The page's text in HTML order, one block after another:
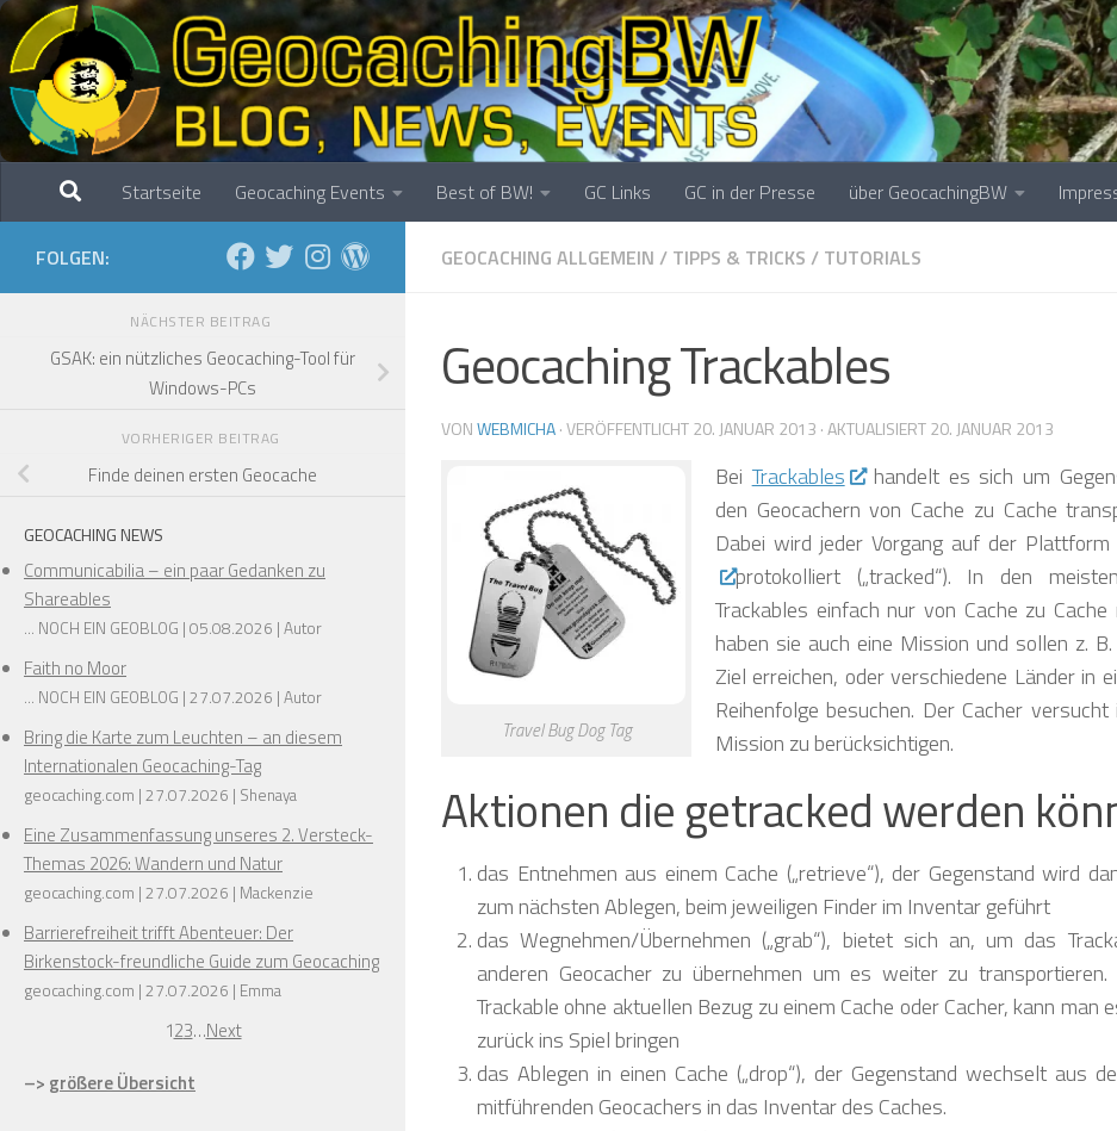
❅
❅
❅
❅
❅
❅
❅
❅
❅
❅
❅
❅
❅
❅
Zum Inhalt springen
Startseite Geocaching Events Best of BW! GC Links GC in der Presse über GeocachingBW
GEOCACHING ALLGEMEIN / TIPPS & TRICKS / TUTORIALS
Geocaching Trackables
VONWEBMICHA· VERÖFFENTLICHT20. JANUAR 2013 · AKTUALISIERT20. JANUAR 2013
Travel Bug Dog Tag
Bei Trackables
handelt es sich um
den Geocachern von Cache zu Cache
Dabei wird jeder Vorgang auf der Plattform
protokolliert („tracked“). In den
Trackables einfach nur von Cache zu
haben sie auch eine Mission und sollen z.
Ziel erreichen, oder verschiedene Länder in
Reihenfolge besuchen. Der Cacher
Mission zu berücksichtigen.
Aktionen die getracked werden
das Entnehmen aus einem Cache („retrieve“), der Gegenstand wird
zum nächsten Ablegen, beim jeweiligen Finder im Inventar geführt
das Wegnehmen/Übernehmen („grab“), bietet sich an, um das
anderen Geocacher zu übernehmen um es weiter zu
Trackable ohne aktuellen Bezug zu einem Cache oder Cacher, kann man
zurück ins Spiel bringen
das Ablegen in einen Cache („drop“), der Gegenstand wechselt aus
mitführenden Geocachers in das Inventar des Caches.
FOLGEN:
NÄCHSTER BEITRAG
GSAK: ein nützliches Geocaching-Tool für
Windows-PCs
VORHERIGER BEITRAG
Finde deinen ersten Geocache
GEOCACHING NEWS
Communicabilia – ein paar Gedanken zu
Shareables
... NOCH EIN GEOBLOG 05.08.2026 Autor
Faith no Moor
... NOCH EIN GEOBLOG 27.07.2026 Autor
Bring die Karte zum Leuchten – an diesem
Internationalen Geocaching-Tag
geocaching.com 27.07.2026 Shenaya
Eine Zusammenfassung unseres 2. Versteck-
Themas 2026: Wandern und Natur
geocaching.com 27.07.2026 Mackenzie
Barrierefreiheit trifft Abenteuer: Der
Birkenstock-freundliche Guide zum Geocaching
geocaching.com 27.07.2026 Emma
123…Next
–> größere Übersicht